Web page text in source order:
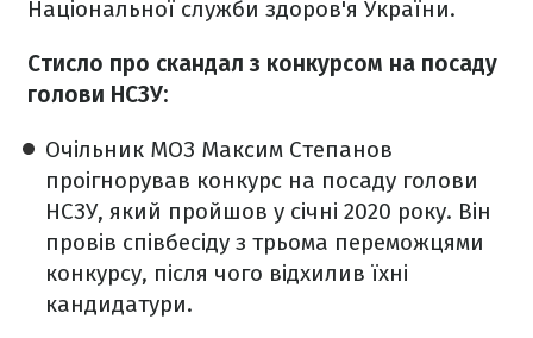
Національної служби здоров'я України.
Стисло про скандал з конкурсом на посаду
голови НСЗУ:
Очільник МОЗ Максим Степанов
проігнорував конкурс на посаду голови
НСЗУ, який пройшов у січні 2020 року. Він
провів співбесіду з трьома переможцями
конкурсу, після чого відхилив їхні
кандидатури.